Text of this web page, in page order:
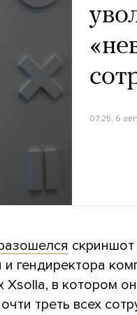
07:25, 6
и гендиректора
Xsolla, в котором
треть всех